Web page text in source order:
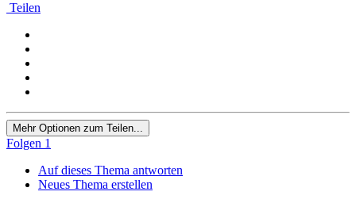
Teilen
Mehr Optionen zum Teilen...
Folgen 1
Auf dieses Thema antworten
Neues Thema erstellen